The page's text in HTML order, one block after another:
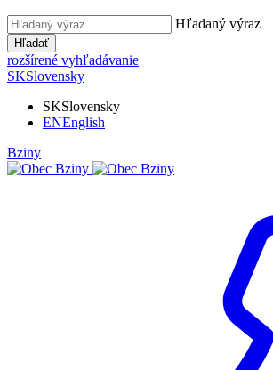
Hľadaný výraz
Hľadať
rozšírené vyhľadávanie
SKSlovensky
SKSlovensky
ENEnglish
Bziny